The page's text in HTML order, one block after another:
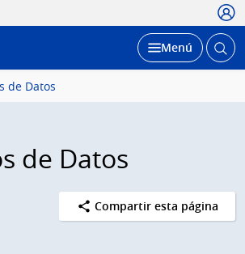
Desplegar
Menú Abrir
de Datos
de Datos
Compartir esta página